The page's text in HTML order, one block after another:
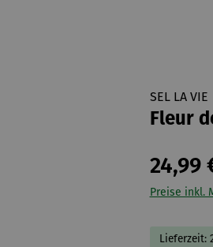
SEL LA VIE
Fleur
24,99
Preise inkl.
Lieferzeit: